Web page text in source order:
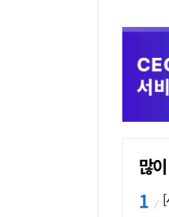
많
[